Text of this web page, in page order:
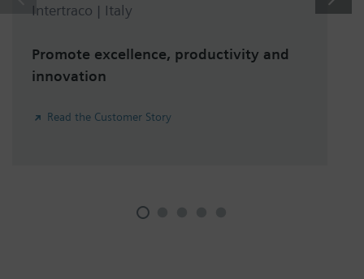
Intertraco | Italy
Promote excellence, productivity and
innovation
Read the Customer Story